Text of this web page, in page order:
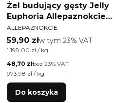
Żel budujący gęsty Jelly
Euphoria Allepaznokcie
HEMA/Di-HEMA Free 50g
PRODUCENT
ALLEPAZNOKCIE
Cena brutto
59,90 złw tym %s VAT
w tym 23% VAT
Cena jednostkowa brutto
1 198,00 zł / kg
Cena netto
48,70 złbez 23% VAT
Cena jednostkowa netto
973,98 zł / kg
Do koszyka